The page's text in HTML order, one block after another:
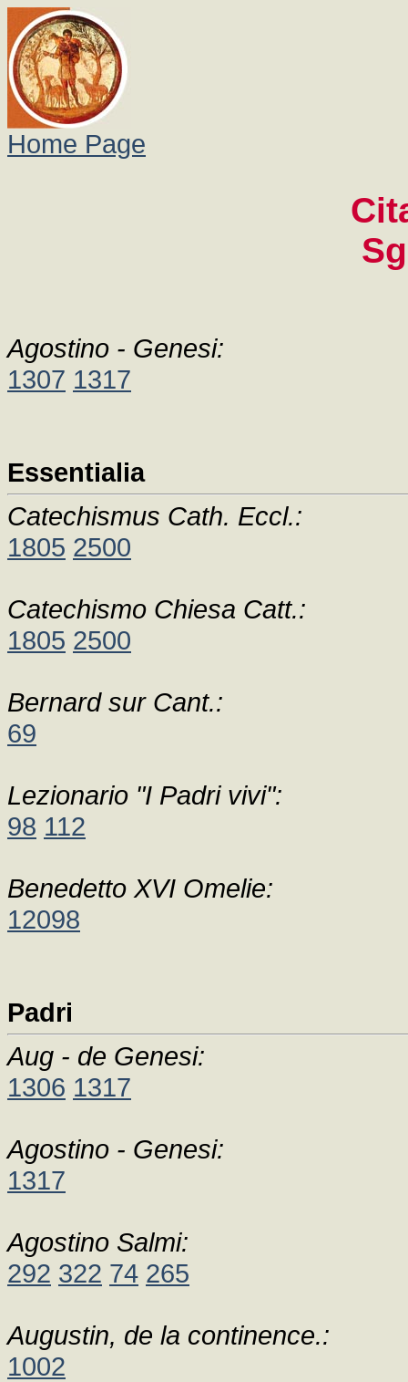
Home Page
Agostino - Genesi:
1307 1317
Essentialia
Catechismus Cath. Eccl.:
1805 2500
Catechismo Chiesa Catt.:
1805 2500
Bernard sur Cant.:
69
Lezionario "I Padri vivi":
98 112
Benedetto XVI Omelie:
12098
Padri
Aug - de Genesi:
1306 1317
Agostino - Genesi:
1317
Agostino Salmi:
292 322 74 265
Augustin, de la continence.:
1002